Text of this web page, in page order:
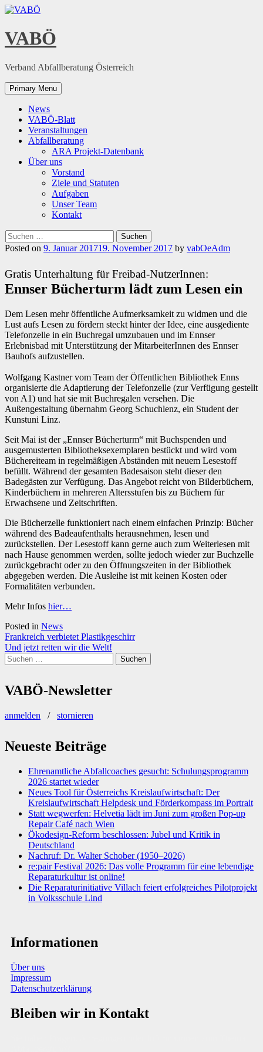
Skip
content
VABÖ
Verband Abfallberatung Österreich
Primary Menu
News
VABÖ-Blatt
Veranstaltungen
Abfallberatung
ARA Projekt-Datenbank
Über uns
Vorstand
Ziele und Statuten
Aufgaben
Unser Team
Kontakt
Suchen
nach:
Posted on 9. Januar 201719. November 2017 by vabOeAdm
Gratis Unterhaltung für Freibad-NutzerInnen:
Ennser Bücherturm lädt zum Lesen ein
Dem Lesen mehr öffentliche Aufmerksamkeit zu widmen und die
Lust aufs Lesen zu fördern steckt hinter der Idee, eine ausgediente
Telefonzelle in ein Buchregal umzubauen und im Ennser
Erlebnisbad mit Unterstützung der MitarbeiterInnen des Ennser
Bauhofs aufzustellen.
Wolfgang Kastner vom Team der Öffentlichen Bibliothek Enns
organisierte die Adaptierung der Telefonzelle (zur Verfügung gestellt
von A1) und hat sie mit Buchregalen versehen. Die
Außengestaltung übernahm Georg Schuchlenz, ein Student der
Kunstuni Linz.
Seit Mai ist der „Ennser Bücherturm“ mit Buchspenden und
ausgemusterten Bibliotheksexemplaren bestückt und wird vom
Büchereiteam in regelmäßigen Abständen mit neuem Lesestoff
befüllt. Während der gesamten Badesaison steht dieser den
Badegästen zur Verfügung. Das Angebot reicht von Bilderbüchern,
Kinderbüchern in mehreren Altersstufen bis zu Büchern für
Erwachsene und Zeitschriften.
Die Bücherzelle funktioniert nach einem einfachen Prinzip: Bücher
während des Badeaufenthalts herausnehmen, lesen und
zurückstellen. Der Lesestoff kann gerne auch zum Weiterlesen mit
nach Hause genommen werden, sollte jedoch wieder zur Buchzelle
zurückgebracht oder zu den Öffnungszeiten in der Bibliothek
abgegeben werden. Die Ausleihe ist mit keinen Kosten oder
Formalitäten verbunden.
Mehr Infos hier…
Posted in News
Beitragsnavigation
Frankreich verbietet Plastikgeschirr
Und jetzt retten wir die Welt!
Suchen
nach:
VABÖ-Newsletter
anmelden / stornieren
Neueste Beiträge
Ehrenamtliche Abfallcoaches gesucht: Schulungsprogramm
2026 startet wieder
Neues Tool für Österreichs Kreislaufwirtschaft: Der
Kreislaufwirtschaft Helpdesk und Förderkompass im Portrait
Statt wegwerfen: Helvetia lädt im Juni zum großen Pop-up
Repair Café nach Wien
Ökodesign-Reform beschlossen: Jubel und Kritik in
Deutschland
Nachruf: Dr. Walter Schober (1950–2026)
re:pair Festival 2026: Das volle Programm für eine lebendige
Reparaturkultur ist online!
Die Reparaturinitiative Villach feiert erfolgreiches Pilotprojekt
in Volksschule Lind
Informationen
Über uns
Impressum
Datenschutzerklärung
Bleiben wir in Kontakt